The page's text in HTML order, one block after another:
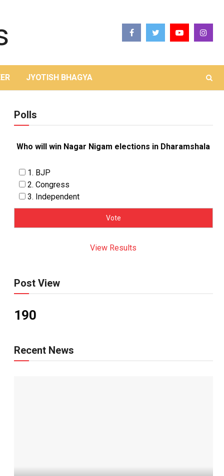
JYOTISH BHAGYA
Polls
Who will win Nagar Nigam elections in Dharamshala
1. BJP
2. Congress
3. Independent
View Results
Post View
190
Recent News